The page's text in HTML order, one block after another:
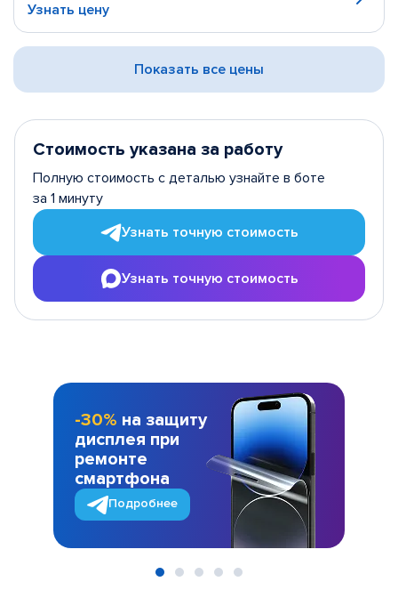
Узнать цену
Показать все цены
Стоимость указана за работу
Полную стоимость с деталью узнайте в боте
за 1 минуту
Узнать точную стоимость
Узнать точную стоимость
-30% на защиту
дисплея при
ремонте
смартфона
Подробнее